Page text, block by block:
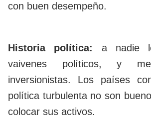
con buen desempeño.
Historia política: a nadie
vaivenes políticos, y
inversionistas. Los países
política turbulenta no son
colocar sus activos.